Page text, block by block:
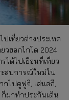
เที่ยวต่างประเทศ
วฮอกไกโด 2024
ด้ไปเยือนที่เที่ยว
สบการณ์ใหม่ใน
ไปดูฟูจิ, เล่นสกี,
มาทำประกันเดิน